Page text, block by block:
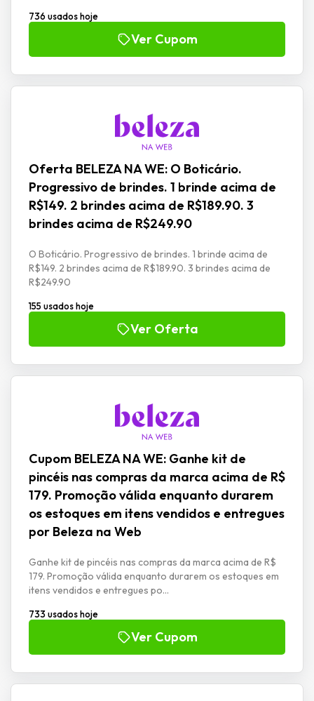
736 usados hoje
Ver Cupom
Oferta BELEZA NA WE: O Boticário.
Progressivo de brindes. 1 brinde acima de
R$149. 2 brindes acima de R$189.90. 3
brindes acima de R$249.90
O Boticário. Progressivo de brindes. 1 brinde acima de
R$149. 2 brindes acima de R$189.90. 3 brindes acima de
R$249.90
155 usados hoje
Ver Oferta
Cupom BELEZA NA WE: Ganhe kit de
pincéis nas compras da marca acima de R$
179. Promoção válida enquanto durarem
os estoques em itens vendidos e entregues
por Beleza na Web
Ganhe kit de pincéis nas compras da marca acima de R$
179. Promoção válida enquanto durarem os estoques em
itens vendidos e entregues po...
733 usados hoje
Ver Cupom